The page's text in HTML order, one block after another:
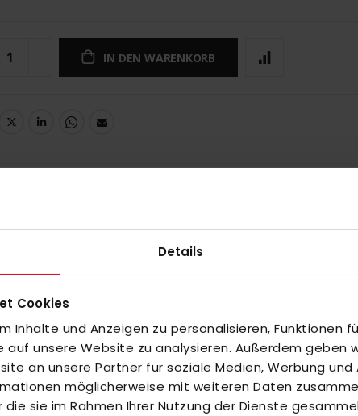
Details
Cookies
Inhalte und Anzeigen zu personalisieren, Funktionen
auf unsere Website zu analysieren. Außerdem geben
an unsere Partner für soziale Medien, Werbung und
möglicherweise mit weiteren Daten
sie im Rahmen Ihrer Nutzung der Dienste
IN DEN WARENKORB
für einen mehrtägigen Padel Trip. Der Koffer bietet nicht
Der adidas Padel 90l Stage Tour Trolly verfügt über ein
verschiedene Dinge verstaut werden können. Dank der Rollen
aber elegantes Design. Maße (L/B/H) 78/44/34 cm Volumen
oderAlle auswählen